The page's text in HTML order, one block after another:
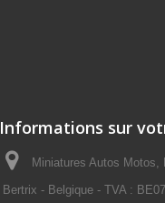
Informations sur
Miniatures Autos Motos,
Bertrix - Belgique - TVA :